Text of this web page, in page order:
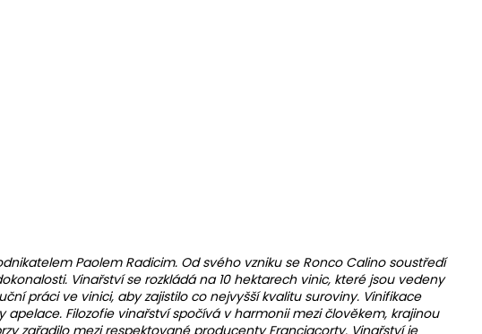
Paolem Radicim. Od svého vzniku se Ronco Calino soustředí
Vinařství se rozkládá na 10 hektarech vinic, které jsou vedeny
práci ve vinici, aby zajistilo co nejvyšší kvalitu suroviny. Vinifikace
Filozofie vinařství spočívá v harmonii mezi člověkem, krajinou